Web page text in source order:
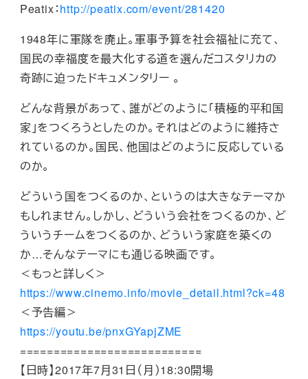
Peatix：http://peatix.com/event/281420
1948年に軍隊を廃止。軍事予算を社会福祉に充て、
国民の幸福度を最大化する道を選んだコスタリカの
奇跡に迫ったドキュメンタリー 。
どんな背景があって、誰がどのように「積極的平和国
家」をつくろうとしたのか。それはどのように維持さ
れているのか。国民、他国はどのように反応している
のか。
どういう国をつくるのか、というのは大きなテーマか
もしれません。しかし、どういう会社をつくるのか、ど
ういうチームをつくるのか、どういう家庭を築くの
か…そんなテーマにも通じる映画です。
＜もっと詳しく＞
https://www.cinemo.info/movie_detail.html?ck=48
＜予告編＞
https://youtu.be/pnxGYapjZME
===========================
【日時】2017年7月31日（月）18:30開場